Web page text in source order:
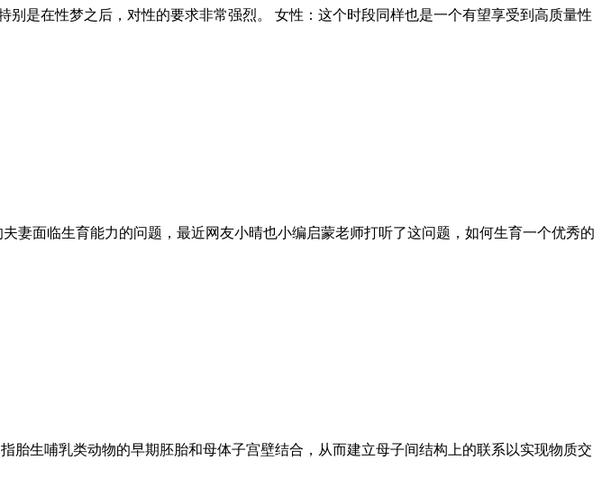
是在性梦之后，对性的要求非常强烈。 女性：这个时段同样也是一个有望享受到高质量性
妻面临生育能力的问题，最近网友小晴也小编启蒙老师打听了这问题，如何生育一个优秀的
胎生哺乳类动物的早期胚胎和母体子宫壁结合，从而建立母子间结构上的联系以实现物质交